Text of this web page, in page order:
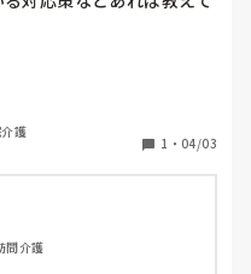
護
1 ・ 04/03
問介護